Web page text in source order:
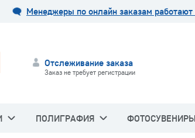
Менеджеры по онлайн заказам
Отслеживание заказа
Заказ не требует регистрации
ПОЛИГРАФИЯ ФОТОСУВЕНИРЫ